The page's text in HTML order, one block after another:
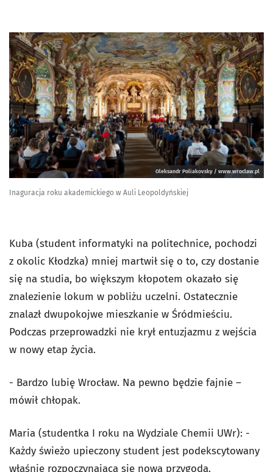
Oleksandr Poliakovsky / www.wroclaw.pl
Inaguracja roku akademickiego w Auli Leopoldyńskiej
Kuba (student informatyki na politechnice, pochodzi
z okolic Kłodzka) mniej martwił się o to, czy dostanie
się na studia, bo większym kłopotem okazało się
znalezienie lokum w pobliżu uczelni. Ostatecznie
znalazł dwupokojwe mieszkanie w Śródmieściu.
Podczas przeprowadzki nie krył entuzjazmu z wejścia
w nowy etap życia.
- Bardzo lubię Wrocław. Na pewno będzie fajnie –
mówił chłopak.
Maria (studentka I roku na Wydziale Chemii UWr): -
Każdy świeżo upieczony student jest podekscytowany
właśnie rozpoczynająca się nową przygodą.